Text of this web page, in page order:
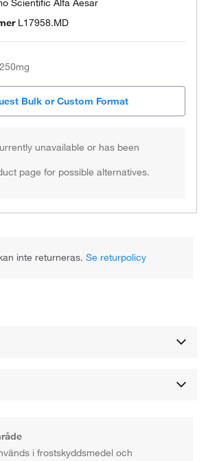
Scientific Alfa Aesar
L17958.MD
250mg
Bulk or Custom Format
unavailable or has been
page for possible alternatives.
inte returneras.Se returpolicy
i frostskyddsmedel och